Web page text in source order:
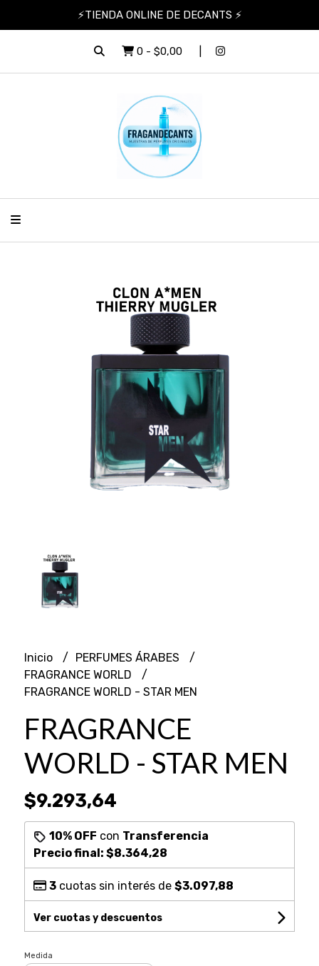
⚡TIENDA ONLINE DE DECANTS ⚡
0 - $0,00
Inicio
PERFUMES ÁRABES
FRAGRANCE WORLD
FRAGRANCE WORLD - STAR MEN
FRAGRANCE
WORLD - STAR MEN
$9.293,64
10% OFF con Transferencia
Precio final: $8.364,28
3cuotas sin interés de $3.097,88
Ver cuotas y descuentos
Medida